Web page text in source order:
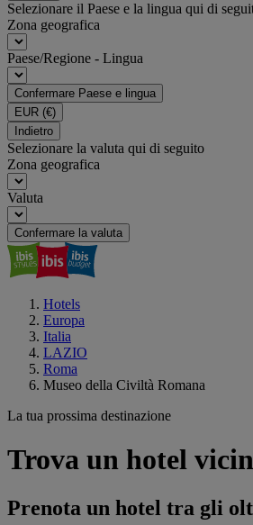
Selezionare il Paese e la lingua qui di
Zona geografica
Paese/Regione - Lingua
Confermare Paese e lingua
EUR (€)
Indietro
Selezionare la valuta qui di seguito
Zona geografica
Valuta
Confermare la valuta
Hotels
Europa
Italia
LAZIO
Roma
Museo della Civiltà Romana
La tua prossima destinazione
Trova un hotel
Prenota un hotel tra gli